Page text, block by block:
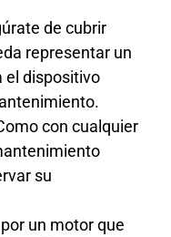
de cubrir
representar un
el dispositivo
con cualquier
su
un motor que